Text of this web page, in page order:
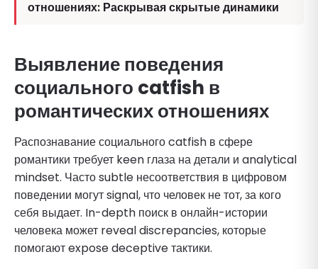
отношениях: Раскрывая скрытые динамики
Выявление поведения
социального catfish в
романтических отношениях
Распознавание социального catfish в сфере
романтики требует keen глаза на детали и analytical
mindset. Часто subtle несоответствия в цифровом
поведении могут signal, что человек не тот, за кого
себя выдает. In-depth поиск в онлайн-истории
человека может reveal discrepancies, которые
помогают expose deceptive тактики.